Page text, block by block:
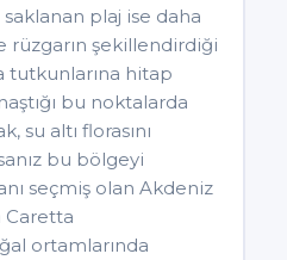
saklanan plaj ise daha
rüzgarın şekillendirdiği
tutkunlarına hitap
bu noktalarda
su altı florasını
bu bölgeyi
seçmiş olan Akdeniz
Caretta
ortamlarında